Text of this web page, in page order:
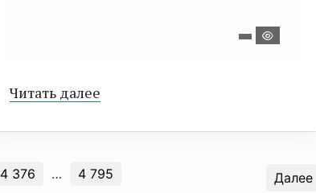
Читать далее
4 376 … 4 795 Далее